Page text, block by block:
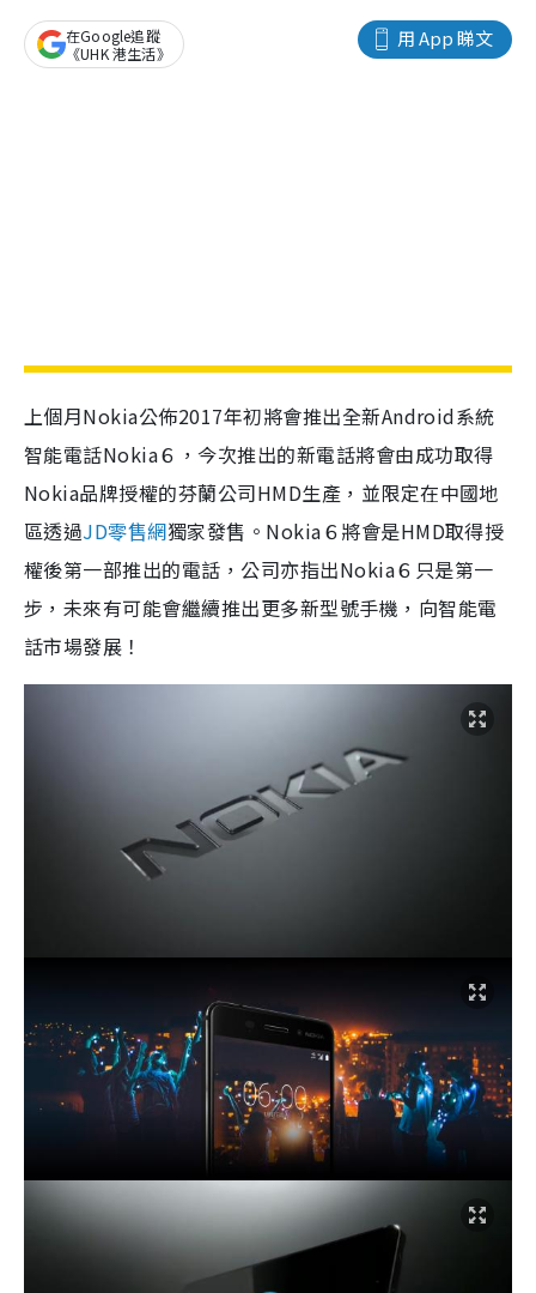
用 App 睇文
在Google追蹤
《UHK 港生活》
上個月Nokia公佈2017年初將會推出全新Android系統
智能電話Nokia６，今次推出的新電話將會由成功取得
Nokia品牌授權的芬蘭公司HMD生產，並限定在中國地
區透過JD零售網獨家發售。Nokia６將會是HMD取得授
權後第一部推出的電話，公司亦指出Nokia６只是第一
步，未來有可能會繼續推出更多新型號手機，向智能電
話市場發展！